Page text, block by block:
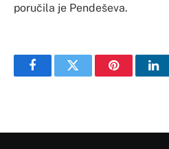
poručila je Pendeševa.
FacebookTwitter Pinterest